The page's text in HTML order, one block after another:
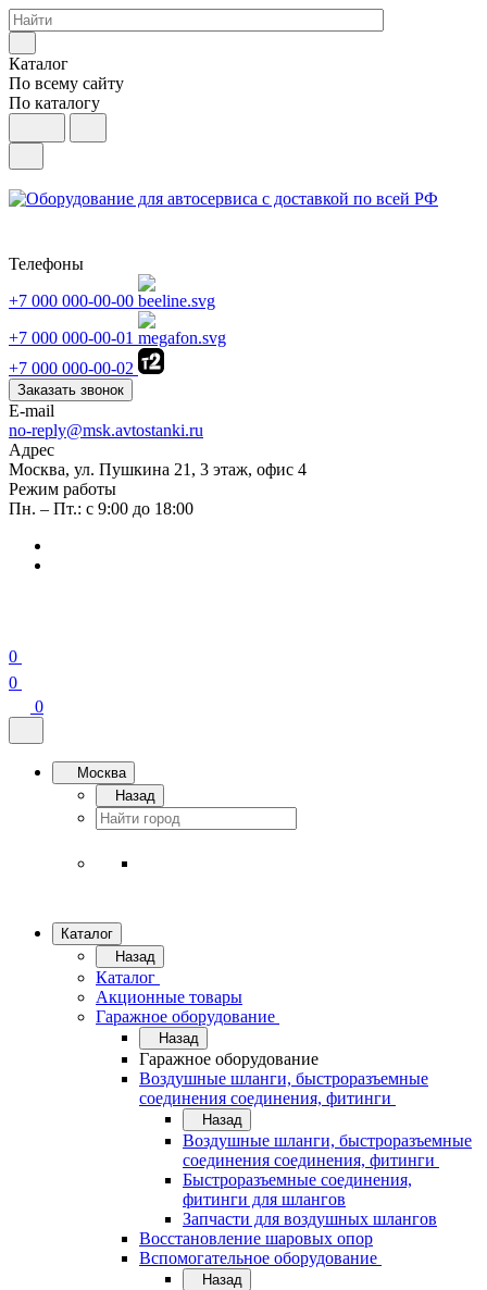
Каталог
По всему сайту
По каталогу
Телефоны
+7 000 000-00-00
+7 000 000-00-01
+7 000 000-00-02
Заказать звонок
E-mail
no-reply@msk.avtostanki.ru
Адрес
Москва, ул. Пушкина 21, 3 этаж, офис 4
Режим работы
Пн. – Пт.: с 9:00 до 18:00
0
0
0
Москва
Назад
Каталог
Назад
Каталог
Акционные товары
Гаражное оборудование
Назад
Гаражное оборудование
Воздушные шланги, быстроразъемные
соединения соединения, фитинги
Назад
Воздушные шланги, быстроразъемные
соединения соединения, фитинги
Быстроразъемные соединения,
фитинги для шлангов
Запчасти для воздушных шлангов
Восстановление шаровых опор
Вспомогательное оборудование
Назад